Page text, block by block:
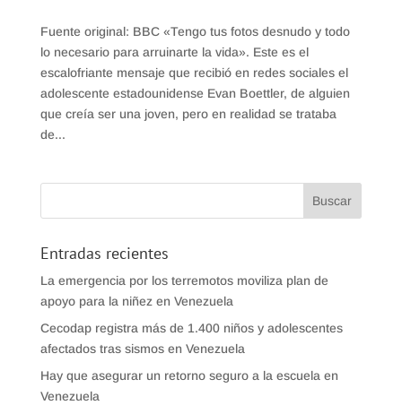
Fuente original: BBC «Tengo tus fotos desnudo y todo
lo necesario para arruinarte la vida». Este es el
escalofriante mensaje que recibió en redes sociales el
adolescente estadounidense Evan Boettler, de alguien
que creía ser una joven, pero en realidad se trataba
de...
Entradas recientes
La emergencia por los terremotos moviliza plan de
apoyo para la niñez en Venezuela
Cecodap registra más de 1.400 niños y adolescentes
afectados tras sismos en Venezuela
Hay que asegurar un retorno seguro a la escuela en
Venezuela